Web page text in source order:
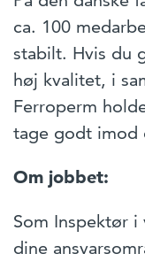
ca. 100
stabilt. Hvis du
høj kvalitet, i
Ferroperm
tage godt imod
Om jobbet:
Som Inspektør
dine